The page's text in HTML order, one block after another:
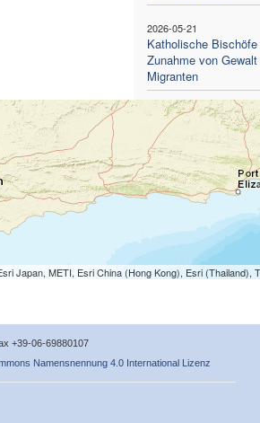
2026-05-21
Katholische
Zunahme von
Migranten
Japan, METI, Esri China (Hong Kong), Esri (Thailand),
+39-06-69880107
Namensnennung 4.0 International Lizenz